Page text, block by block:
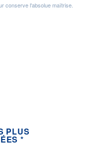
conserve l'absolue maîtrise.
PLUS
*